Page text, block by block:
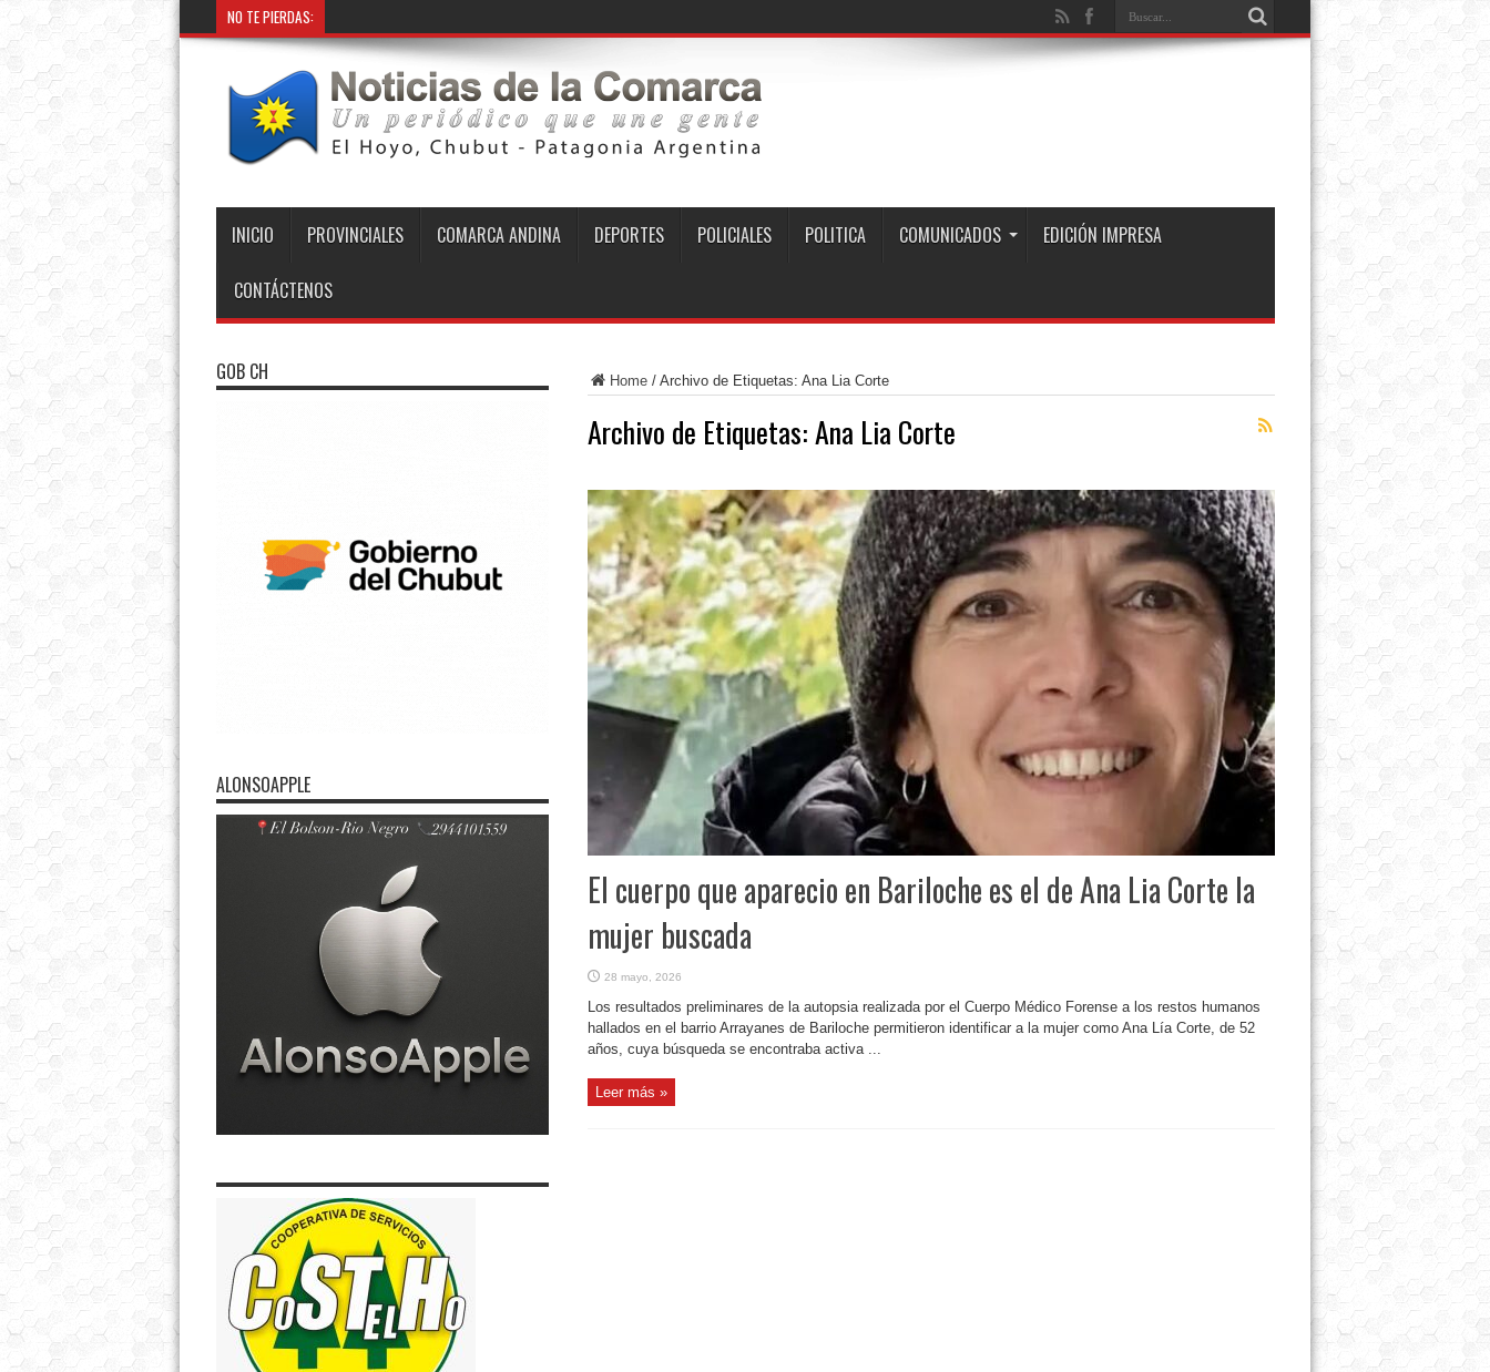
NO TE PIERDAS:
INICIO PROVINCIALES COMARCA ANDINA DEPORTES POLICIALES POLITICA COMUNICADOS EDICIÓN IMPRESA
CONTÁCTENOS
Home/ Archivo de Etiquetas: Ana Lia Corte
Archivo de Etiquetas:Ana Lia Corte
El cuerpo que aparecio en Bariloche es el de Ana Lia Corte la
mujer buscada
28 mayo, 2026
Los resultados preliminares de la autopsia realizada por el Cuerpo Médico Forense a los restos humanos
hallados en el barrio Arrayanes de Bariloche permitieron identificar a la mujer como Ana Lía Corte, de 52
años, cuya búsqueda se encontraba activa ...
Leer más »
GOB CH
ALONSOAPPLE